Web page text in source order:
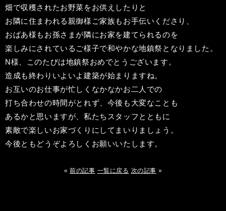
畑で収穫されたお野菜をお供えしたりと
お隣に住まわれる親御様ご家族もお手伝いくださり、
おばあ様もお孫さまが隣にお家を建てられるのを
楽しみにされているご様子で和やかな地鎮祭となりました。
N様、このたびは地鎮祭おめでとうございます。
造成も終わりいよいよ建築が始まりますね。
お互いのお仕事が忙しくなかなかお二人での
打ち合わせの時間がとれず、今後も大変なことも
あるかと思いますが、私たちスタッフとともに
素敵で楽しいお家づくりにしてまいりましょう。
今後ともどうぞよろしくお願いいたします。
«前の記事 一覧に戻る 次の記事 »